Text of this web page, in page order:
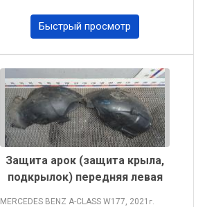
Быстрый просмотр
Защита арок (защита крыла,
подкрылок) передняя левая
MERCEDES BENZ A-CLASS W177, 2021 г.